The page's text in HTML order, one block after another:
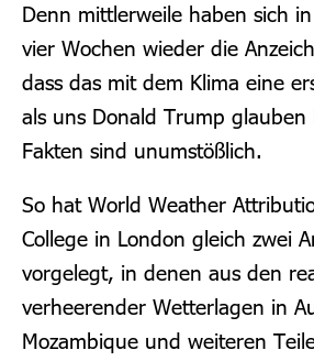
Denn mittlerweile haben sich
vier Wochen wieder die
dass das mit dem Klima eine
als uns Donald Trump glauben
Fakten sind unumstößlich.
So hat World Weather
College in London gleich zwei
vorgelegt, in denen aus den
verheerender Wetterlagen in
Mozambique und weiteren